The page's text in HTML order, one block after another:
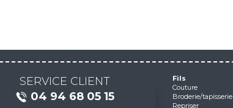
SERVICE CLIENT
04 94 68 05 15
Fils
Couture
Broderie/tapisserie
Repriser